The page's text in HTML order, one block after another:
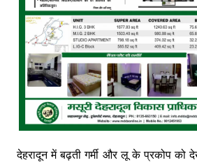
देहरादून में बढ़ती गर्मी और लू के प्रकोप को